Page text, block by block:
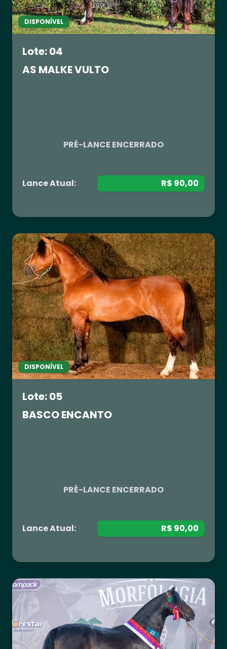
DISPONÍVEL
Lote: 04
AS MALKE VULTO
PRÉ-LANCE ENCERRADO
Lance Atual: R$ 90,00
DISPONÍVEL
Lote: 05
BASCO ENCANTO
PRÉ-LANCE ENCERRADO
Lance Atual: R$ 90,00